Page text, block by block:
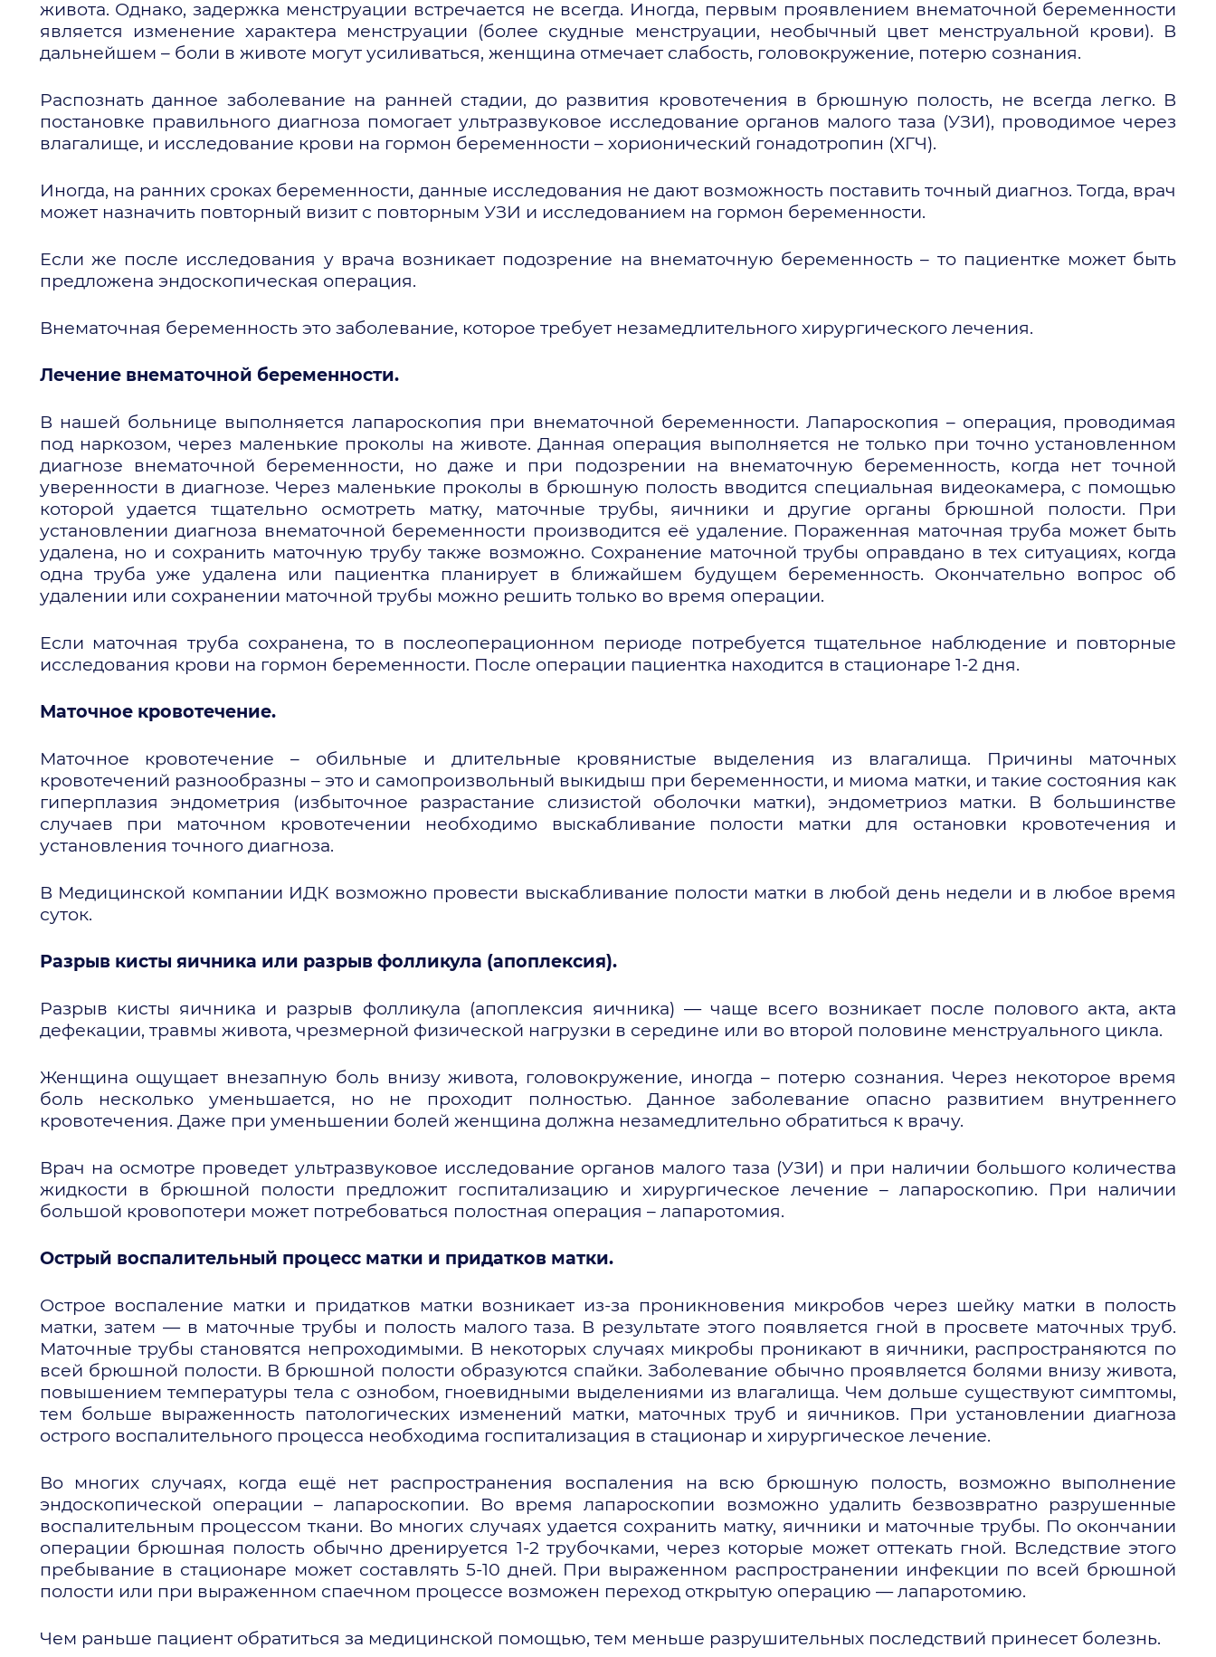
живота. Однако, задержка менструации встречается не всегда. Иногда, первым проявлением внематочной беременности
является изменение характера менструации (более скудные менструации, необычный цвет менструальной крови). В
дальнейшем – боли в животе могут усиливаться, женщина отмечает слабость, головокружение, потерю сознания.
Распознать данное заболевание на ранней стадии, до развития кровотечения в брюшную полость, не всегда легко. В
постановке правильного диагноза помогает ультразвуковое исследование органов малого таза (УЗИ), проводимое через
влагалище, и исследование крови на гормон беременности – хорионический гонадотропин (ХГЧ).
Иногда, на ранних сроках беременности, данные исследования не дают возможность поставить точный диагноз. Тогда, врач
может назначить повторный визит с повторным УЗИ и исследованием на гормон беременности.
Если же после исследования у врача возникает подозрение на внематочную беременность – то пациентке может быть
предложена эндоскопическая операция.
Внематочная беременность это заболевание, которое требует незамедлительного хирургического лечения.
Лечение внематочной беременности.
В нашей больнице выполняется лапароскопия при внематочной беременности. Лапароскопия – операция, проводимая
под наркозом, через маленькие проколы на животе. Данная операция выполняется не только при точно установленном
диагнозе внематочной беременности, но даже и при подозрении на внематочную беременность, когда нет точной
уверенности в диагнозе. Через маленькие проколы в брюшную полость вводится специальная видеокамера, с помощью
которой удается тщательно осмотреть матку, маточные трубы, яичники и другие органы брюшной полости. При
установлении диагноза внематочной беременности производится её удаление. Пораженная маточная труба может быть
удалена, но и сохранить маточную трубу также возможно. Сохранение маточной трубы оправдано в тех ситуациях, когда
одна труба уже удалена или пациентка планирует в ближайшем будущем беременность. Окончательно вопрос об
удалении или сохранении маточной трубы можно решить только во время операции.
Если маточная труба сохранена, то в послеоперационном периоде потребуется тщательное наблюдение и повторные
исследования крови на гормон беременности. После операции пациентка находится в стационаре 1-2 дня.
Маточное кровотечение.
Маточное кровотечение – обильные и длительные кровянистые выделения из влагалища. Причины маточных
кровотечений разнообразны – это и самопроизвольный выкидыш при беременности, и миома матки, и такие состояния как
гиперплазия эндометрия (избыточное разрастание слизистой оболочки матки), эндометриоз матки. В большинстве
случаев при маточном кровотечении необходимо выскабливание полости матки для остановки кровотечения и
установления точного диагноза.
В Медицинской компании ИДК возможно провести выскабливание полости матки в любой день недели и в любое время
суток.
Разрыв кисты яичника или разрыв фолликула (апоплексия).
Разрыв кисты яичника и разрыв фолликула (апоплексия яичника) — чаще всего возникает после полового акта, акта
дефекации, травмы живота, чрезмерной физической нагрузки в середине или во второй половине менструального цикла.
Женщина ощущает внезапную боль внизу живота, головокружение, иногда – потерю сознания. Через некоторое время
боль несколько уменьшается, но не проходит полностью. Данное заболевание опасно развитием внутреннего
кровотечения. Даже при уменьшении болей женщина должна незамедлительно обратиться к врачу.
Врач на осмотре проведет ультразвуковое исследование органов малого таза (УЗИ) и при наличии большого количества
жидкости в брюшной полости предложит госпитализацию и хирургическое лечение – лапароскопию. При наличии
большой кровопотери может потребоваться полостная операция – лапаротомия.
Острый воспалительный процесс матки и придатков матки.
Острое воспаление матки и придатков матки возникает из-за проникновения микробов через шейку матки в полость
матки, затем — в маточные трубы и полость малого таза. В результате этого появляется гной в просвете маточных труб.
Маточные трубы становятся непроходимыми. В некоторых случаях микробы проникают в яичники, распространяются по
всей брюшной полости. В брюшной полости образуются спайки. Заболевание обычно проявляется болями внизу живота,
повышением температуры тела с ознобом, гноевидными выделениями из влагалища. Чем дольше существуют симптомы,
тем больше выраженность патологических изменений матки, маточных труб и яичников. При установлении диагноза
острого воспалительного процесса необходима госпитализация в стационар и хирургическое лечение.
Во многих случаях, когда ещё нет распространения воспаления на всю брюшную полость, возможно выполнение
эндоскопической операции – лапароскопии. Во время лапароскопии возможно удалить безвозвратно разрушенные
воспалительным процессом ткани. Во многих случаях удается сохранить матку, яичники и маточные трубы. По окончании
операции брюшная полость обычно дренируется 1-2 трубочками, через которые может оттекать гной. Вследствие этого
пребывание в стационаре может составлять 5-10 дней. При выраженном распространении инфекции по всей брюшной
полости или при выраженном спаечном процессе возможен переход открытую операцию — лапаротомию.
Чем раньше пациент обратиться за медицинской помощью, тем меньше разрушительных последствий принесет болезнь.